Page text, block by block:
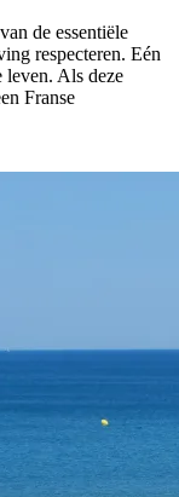
de essentiële
respecteren. Eén
leven. Als deze
Franse